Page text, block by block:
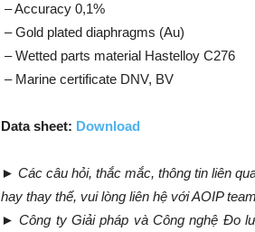
– Accuracy 0,1%
– Gold plated diaphragms (Au)
– Wetted parts material Hastelloy C276
– Marine certificate DNV, BV
Data sheet: Download
► Các câu hỏi, thắc mắc, thông tin liên
hay thay thế, vui lòng liên hệ với AOIP
► Công ty Giải pháp và Công nghệ Đo